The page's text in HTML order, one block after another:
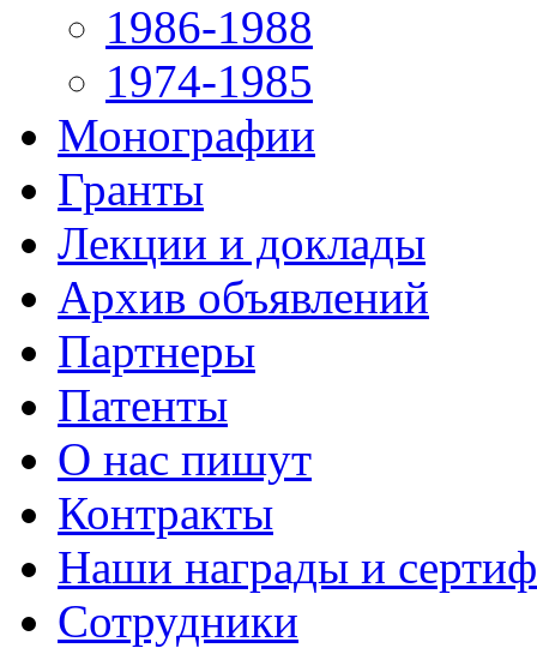
1986-1988
1974-1985
Монографии
Гранты
Лекции и доклады
Архив объявлений
Партнеры
Патенты
О нас пишут
Контракты
Наши награды и
Сотрудники